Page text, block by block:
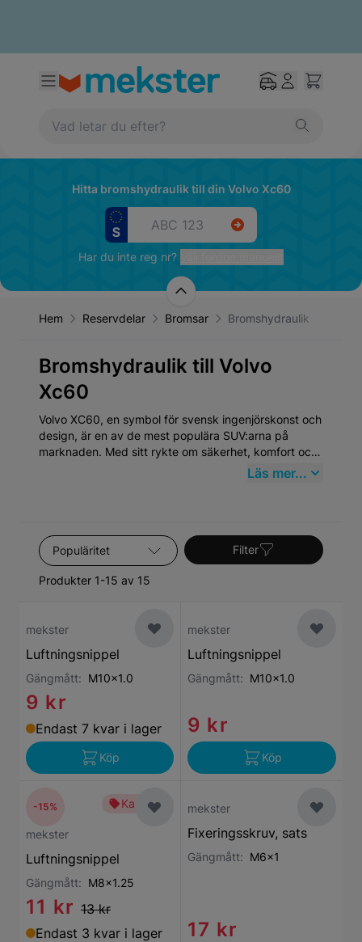
Hitta bromshydraulik till din Volvo Xc60
Har du inte reg nr?
Hem Reservdelar Bromsar Bromshydraulik
Bromshydraulik till Volvo
Xc60
Volvo XC60, en symbol för svensk ingenjörskonst och
design, är en av de mest populära SUV:arna på
marknaden. Med sitt rykte om säkerhet, komfort och
hållbarhet har XC60 blivit ett önskat val för familjer
kvalitativa reservdelar.
Läs mer...
Sortera efter
Produkter 1-15 av 15
Filter
mekster
Luftningsnippel
Gängmått: M10x1.0
9 kr
Endast 7 kvar i lager
Köp
mekster
Luftningsnippel
Gängmått: M10x1.0
9 kr
Köp
Kampanj
mekster
Luftningsnippel
Gängmått: M8x1.25
11 kr 13 kr
-15%
Endast 3 kvar i lager
mekster
Fixeringsskruv, sats
Gängmått: M6x1
17 kr